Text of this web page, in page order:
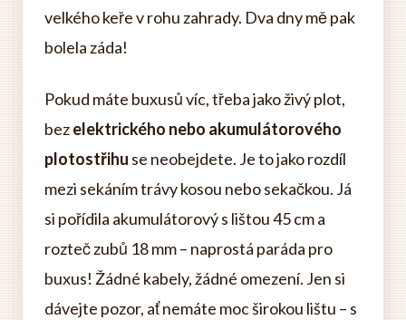
velkého keře v rohu zahrady. Dva dny mě pak
bolela záda!
Pokud máte buxusů víc, třeba jako živý plot,
bezelektrického nebo akumulátorového
plotostřihu se neobejdete. Je to jako rozdíl
mezi sekáním trávy kosou nebo sekačkou. Já
si pořídila akumulátorový s lištou 45 cm a
rozteč zubů 18 mm – naprostá paráda pro
buxus! Žádné kabely, žádné omezení. Jen si
dávejte pozor, ať nemáte moc širokou lištu – s